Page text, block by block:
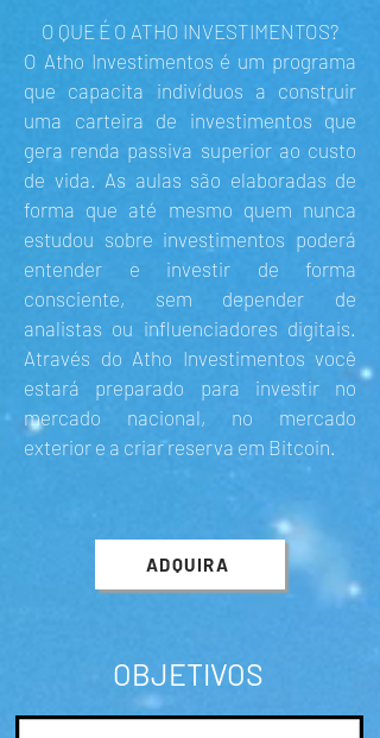
O QUE É O ATHO INVESTIMENTOS?
O Atho Investimentos é um programa
que capacita indivíduos a construir
uma carteira de investimentos que
gera renda passiva superior ao custo
de vida. As aulas são elaboradas de
forma que até mesmo quem nunca
estudou sobre investimentos poderá
entender e investir de forma
consciente, sem depender de
analistas ou influenciadores digitais.
Através do Atho Investimentos você
estará preparado para investir no
mercado nacional, no mercado
exterior e a criar reserva em Bitcoin.
ADQUIRA
OBJETIVOS